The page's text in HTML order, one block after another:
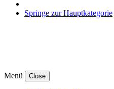
Springe zur Hauptkategorie
Menü Close